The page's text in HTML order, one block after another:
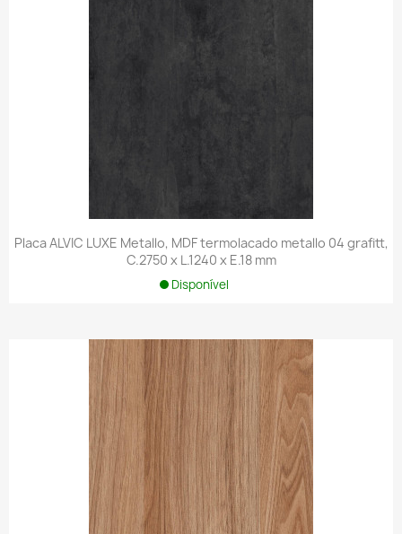
Placa ALVIC LUXE Metallo, MDF termolacado metallo 04 grafitt,
C.2750 x L.1240 x E.18 mm
Disponível